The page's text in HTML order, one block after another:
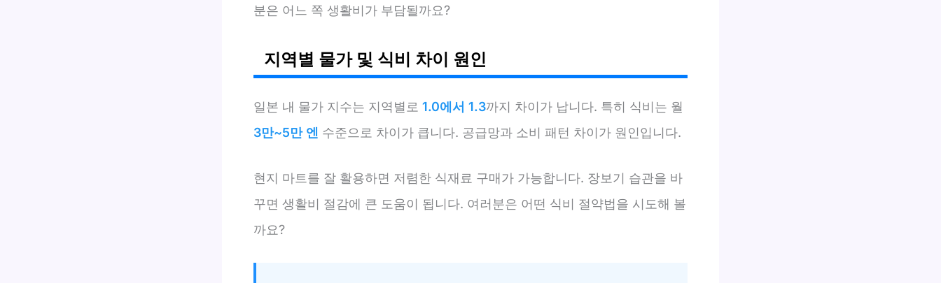
분은 어느 쪽 생활비가 부담될까요?
지역별 물가 및 식비 차이 원인
일본 내 물가 지수는 지역별로 1.0에서 1.3까지 차이가 납니다. 특히 식비는 월
3만~5만 엔 수준으로 차이가 큽니다. 공급망과 소비 패턴 차이가 원인입니다.
현지 마트를 잘 활용하면 저렴한 식재료 구매가 가능합니다. 장보기 습관을 바
꾸면 생활비 절감에 큰 도움이 됩니다. 여러분은 어떤 식비 절약법을 시도해 볼
까요?